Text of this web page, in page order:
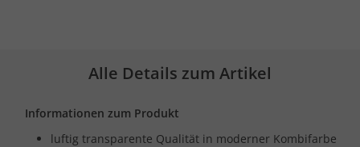
Alle Details zum Artikel
Informationen zum Produkt
luftig transparente Qualität in moderner Kombifarbe